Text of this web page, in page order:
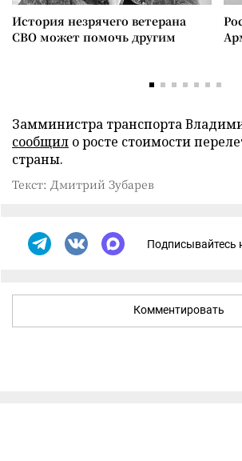
История незрячего ветерана
СВО может помочь другим
Замминистра транспорта
сообщил о росте стоимости
страны.
Текст: Дмитрий Зубарев
Подписывайтесь
Комментировать